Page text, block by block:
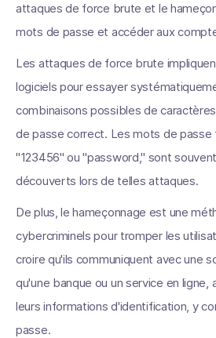
attaques de force brute et le
mots de passe et accéder aux
Les attaques de force brute
logiciels pour essayer
combinaisons possibles de
de passe correct. Les mots de passe
"123456" ou "password," sont
découverts lors de telles attaques.
De plus, le hameçonnage est une
cybercriminels pour tromper les
croire qu'ils communiquent avec une
qu'une banque ou un service en ligne,
leurs informations d'identification, y
passe.